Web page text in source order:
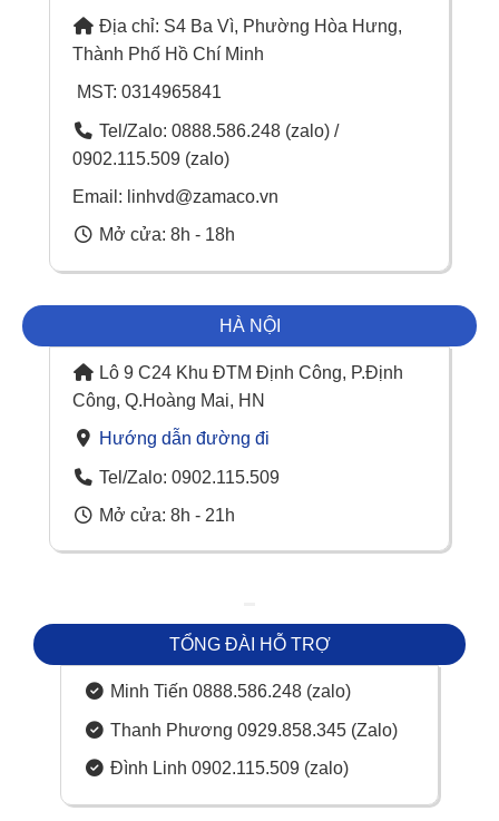
Địa chỉ: S4 Ba Vì, Phường Hòa Hưng,
Thành Phố Hồ Chí Minh
MST: 0314965841
Tel/Zalo: 0888.586.248 (zalo) /
0902.115.509 (zalo)
Email: linhvd@zamaco.vn
Mở cửa: 8h - 18h
HÀ NỘI
Lô 9 C24 Khu ĐTM Định Công, P.Định
Công, Q.Hoàng Mai, HN
Hướng dẫn đường đi
Tel/Zalo: 0902.115.509
Mở cửa: 8h - 21h
TỔNG ĐÀI HỖ TRỢ
Minh Tiến 0888.586.248 (zalo)
Thanh Phương 0929.858.345 (Zalo)
Đình Linh 0902.115.509 (zalo)